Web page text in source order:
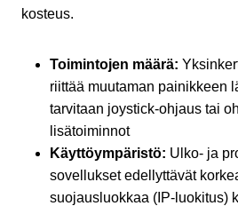
kosteus.
Toimintojen määrä:
riittää muutaman painikkeen
tarvitaan joystick-ohjaus tai
lisätoiminnot
Käyttöympäristö: Ulko- ja
sovellukset edellyttävät
suojausluokkaa (IP-luokitus)